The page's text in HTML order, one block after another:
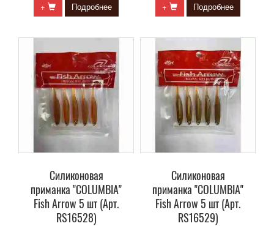
+ Подробнее + Подробнее
Силиконовая
приманка "COLUMBIA"
Fish Arrow 5 шт (Арт.
RS16528)
Силиконовая
приманка "COLUMBIA"
Fish Arrow 5 шт (Арт.
RS16529)